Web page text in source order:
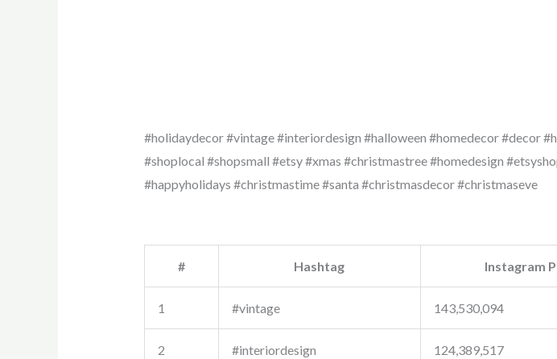
#holidaydecor #vintage #interiordesign #halloween #homedecor #decor
#shoplocal #shopsmall #etsy #xmas #christmastree #homedesign
#happyholidays #christmastime #santa #christmasdecor #christmaseve
# Hashtag Instagram
1 #vintage 143,530,094
2 #interiordesign 124,389,517